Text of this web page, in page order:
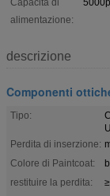
Capacità di
alimentazione:
descrizione
Componenti
Tipo:
Perdita di inserzione:
Colore di Paintcoat:
restituire la perdita: